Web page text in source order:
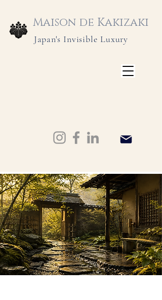
Maison de Kakizaki
Japan's Invisible Luxury